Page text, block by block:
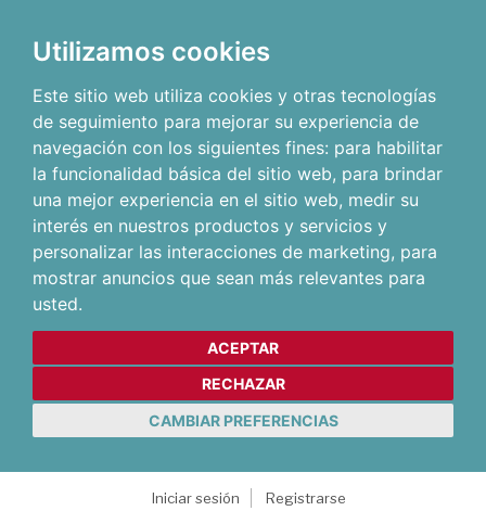
Utilizamos cookies
Este sitio web utiliza cookies y otras tecnologías
de seguimiento para mejorar su experiencia de
navegación con los siguientes fines: para habilitar
la funcionalidad básica del sitio web, para brindar
una mejor experiencia en el sitio web, medir su
interés en nuestros productos y servicios y
personalizar las interacciones de marketing, para
mostrar anuncios que sean más relevantes para
usted.
ACEPTAR
RECHAZAR
CAMBIAR PREFERENCIAS
Iniciar sesión
Registrarse